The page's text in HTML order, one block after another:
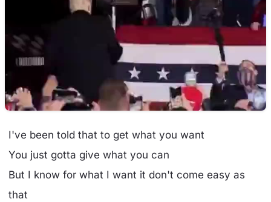
I've been told that to get what you want
You just gotta give what you can
But I know for what I want it don't come easy as
that